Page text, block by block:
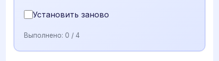
Установить заново
Выполнено: 0 / 4